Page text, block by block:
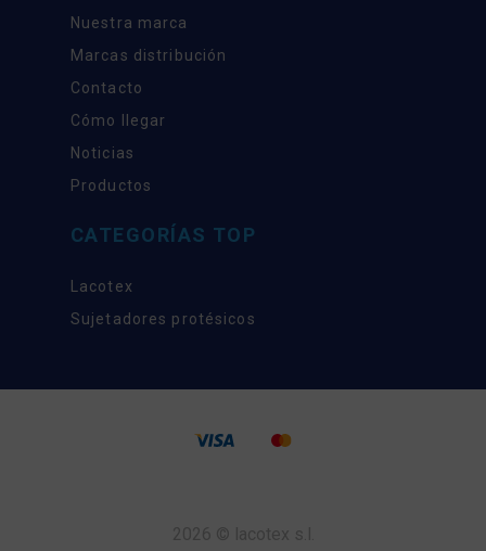
Nuestra marca
Marcas distribución
Contacto
Cómo llegar
Noticias
Productos
CATEGORÍAS TOP
Lacotex
Sujetadores protésicos